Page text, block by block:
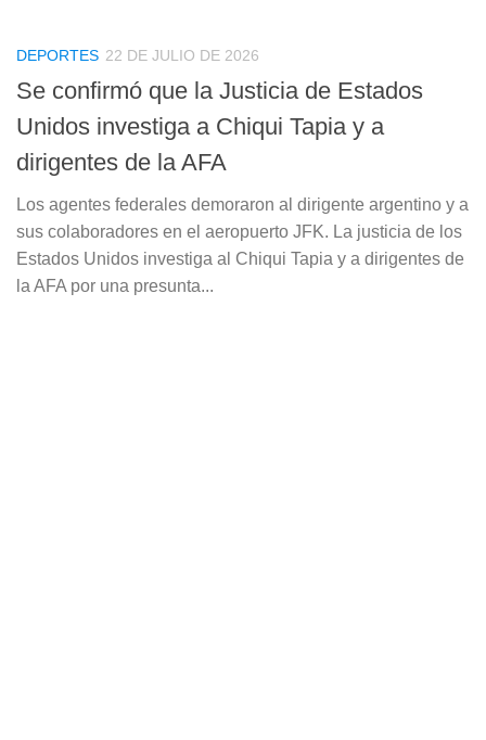
DEPORTES 22 DE JULIO DE 2026
Se confirmó que la Justicia de Estados
Unidos investiga a Chiqui Tapia y a
dirigentes de la AFA
Los agentes federales demoraron al dirigente argentino y a
sus colaboradores en el aeropuerto JFK. La justicia de los
Estados Unidos investiga al Chiqui Tapia y a dirigentes de
la AFA por una presunta...